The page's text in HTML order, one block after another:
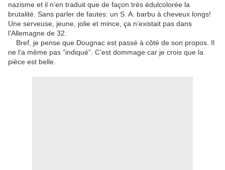
nazisme et il n’en traduit que de façon très édulcolorée la
brutalité. Sans parler de fautes: un S. A. barbu à cheveux longs!
Une serveuse, jeune, jolie et mince, ça n’existait pas dans
l’Allemagne de 32.
Bref, je pense que Dougnac est passé à côté de son propos. Il
ne l’a même pas “indiqué”. C’est dommage car je crois que la
pièce est belle.